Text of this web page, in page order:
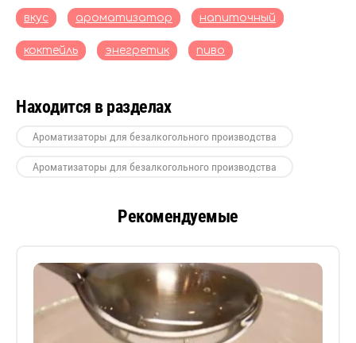
вкус ароматизатор напиточный
коктейль энегретик пиво
Находится в разделах
Ароматизаторы для безалкогольного производства
Ароматизаторы для безалкогольного производства
Рекомендуемые